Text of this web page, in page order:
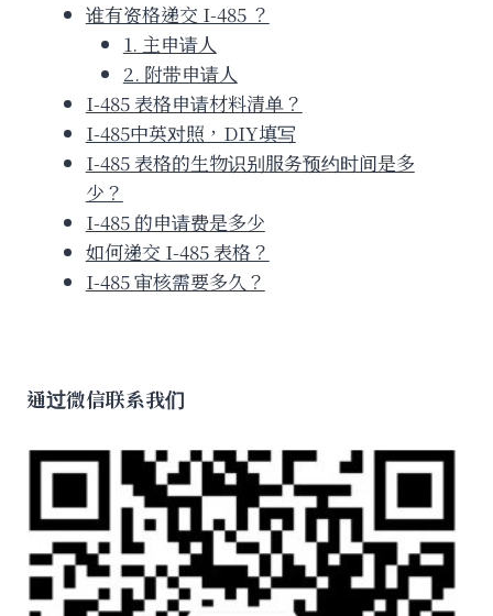
谁有资格递交 I-485 ？
1. 主申请人
2. 附带申请人
I-485 表格申请材料清单？
I-485中英对照，DIY填写
I-485 表格的生物识别服务预约时间是多
少？
I-485 的申请费是多少
如何递交 I-485 表格？
I-485 审核需要多久？
通过微信联系我们